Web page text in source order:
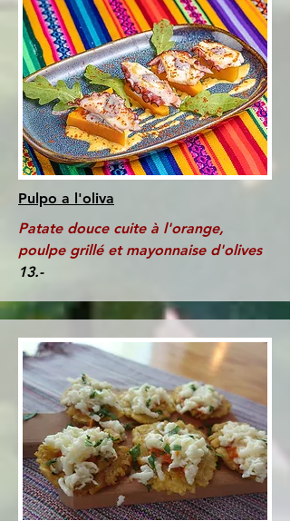
Pulpo a l'oliva
Patate douce cuite à l'orange,
poulpe grillé et mayonnaise d'olives
13.-